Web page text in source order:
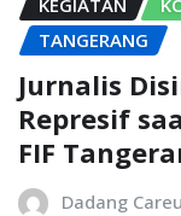
KEGIATAN
TANGERANG
Jurnalis
Represif
FIF
Dadang